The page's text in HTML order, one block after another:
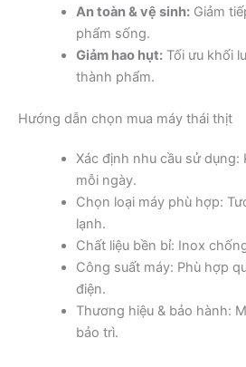
An toàn & vệ sinh:Giảm
phẩm sống.
Giảm hao hụt:Tối ưu khối
thành phẩm.
Hướng dẫn chọn mua máy thái thịt
Xác định nhu cầu sử
mỗi ngày.
Chọn loại máy phù hợp:
lạnh.
Chất liệu bền bỉ: Inox
Công suất máy: Phù hợp
điện.
Thương hiệu & bảo hành:
bảo trì.